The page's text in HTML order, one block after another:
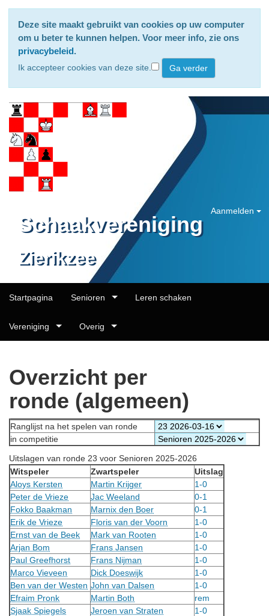
Deze site maakt gebruikt van cookies op uw computer
om u beter te kunnen helpen. Voor meer info, zie ons
privacybeleid.
Ik accepteer cookies van deze site.
Schaakvereniging
Zierikzee
Aanmelden
Startpagina Senioren Leren schaken
Vereniging Overig
Overzicht per
ronde (algemeen)
Ranglijst na het spelen van ronde
in competitie
Uitslagen van ronde 23 voor Senioren 2025-2026
Witspeler
Zwartspeler
Uitslag
Aloys Kersten
Martin Krijger
1-0
Peter de Vrieze
Jac Weeland
0-1
Fokko Baakman
Marnix den Boer
0-1
Erik de Vrieze
Floris van der Voorn
1-0
Ernst van de Beek
Mark van Rooten
1-0
Arjan Bom
Frans Jansen
1-0
Paul Greefhorst
Frans Nijman
1-0
Marco Vieveen
Dick Doeswijk
1-0
Ben van der Westen John van Dalsen
1-0
Efraim Pronk
Martin Both
rem
Sjaak Spiegels
Jeroen van Straten
1-0